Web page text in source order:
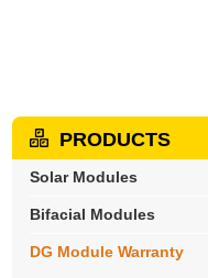
PRODUCTS
Solar Modules
Bifacial Modules
DG Module Warranty